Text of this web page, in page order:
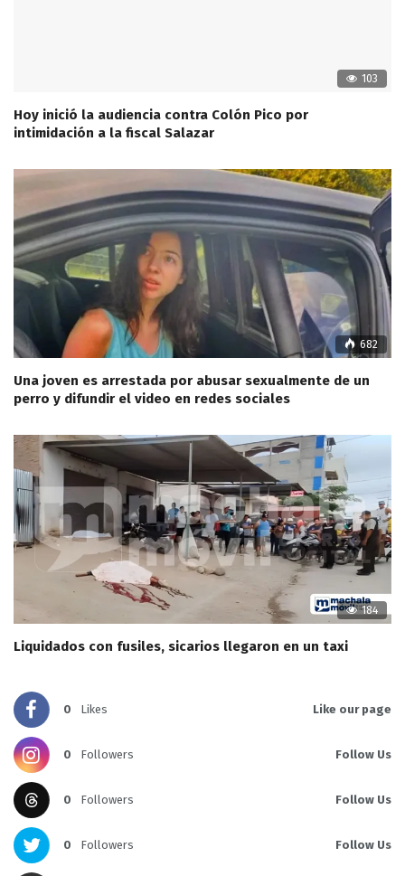
103
Hoy inició la audiencia contra Colón Pico por
intimidación a la fiscal Salazar
682
Una joven es arrestada por abusar sexualmente de un
perro y difundir el video en redes sociales
184
Liquidados con fusiles, sicarios llegaron en un taxi
0 Likes Like our page
0 Followers Follow Us
0 Followers Follow Us
0 Followers Follow Us